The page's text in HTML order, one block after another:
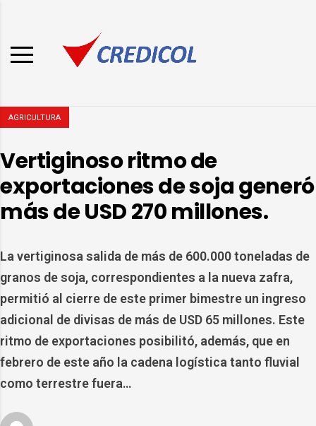
AGRICULTURA
Vertiginoso ritmo de
exportaciones de soja generó
más de USD 270 millones.
La vertiginosa salida de más de 600.000 toneladas de
granos de soja, correspondientes a la nueva zafra,
permitió al cierre de este primer bimestre un ingreso
adicional de divisas de más de USD 65 millones. Este
ritmo de exportaciones posibilitó, además, que en
febrero de este año la cadena logística tanto fluvial
como terrestre fuera…